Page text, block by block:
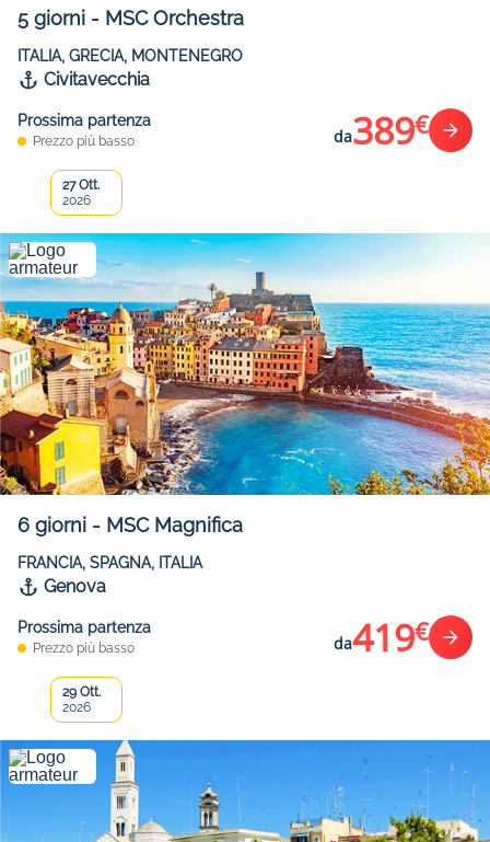
5 giorni - MSC Orchestra
ITALIA, GRECIA, MONTENEGRO
Civitavecchia
Prossima partenza
Prezzo più basso da389€
27 Ott.
2026
6 giorni - MSC Magnifica
FRANCIA, SPAGNA, ITALIA
Genova
Prossima partenza
Prezzo più basso da419€
29 Ott.
2026